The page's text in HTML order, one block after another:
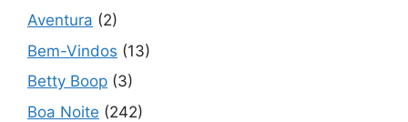
Aventura (2)
Bem-Vindos (13)
Betty Boop (3)
Boa Noite (242)